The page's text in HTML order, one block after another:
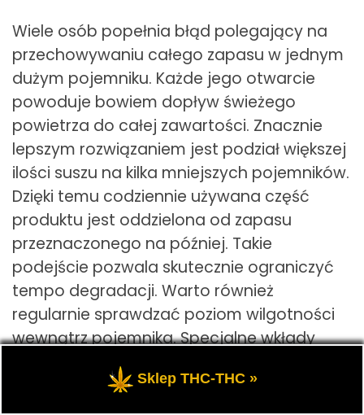
Wiele osób popełnia błąd polegający na
przechowywaniu całego zapasu w jednym
dużym pojemniku. Każde jego otwarcie
powoduje bowiem dopływ świeżego
powietrza do całej zawartości. Znacznie
lepszym rozwiązaniem jest podział większej
ilości suszu na kilka mniejszych pojemników.
Dzięki temu codziennie używana część
produktu jest oddzielona od zapasu
przeznaczonego na później. Takie
podejście pozwala skutecznie ograniczyć
tempo degradacji. Warto również
regularnie sprawdzać poziom wilgotności
wewnątrz pojemnika. Specjalne wkłady
stabilizujące wilgotność mogą znacząco
poprawić warunki przechowywania.
Dodatkowo pomagają chronić aromat
Sklep THC-THC »